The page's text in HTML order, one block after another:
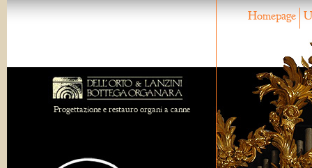
Homepage
Progettazione e restauro organi a canne